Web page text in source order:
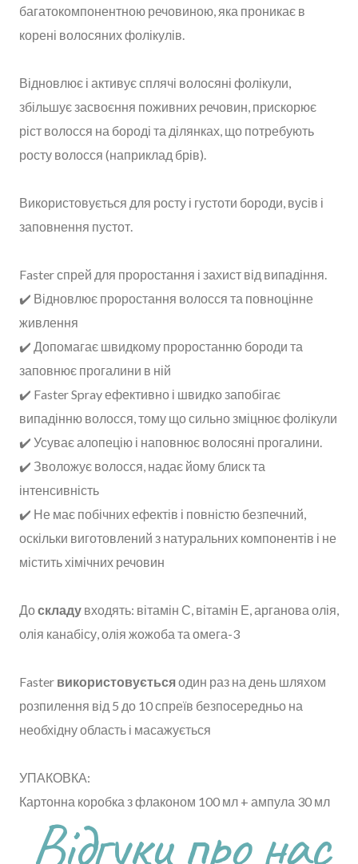
багатокомпонентною речовиною, яка проникає в
корені волосяних фолікулів.
Відновлює і активує сплячі волосяні фолікули,
збільшує засвоєння поживних речовин, прискорює
ріст волосся на бороді та ділянках, що потребують
росту волосся (наприклад брів).
Використовується для росту і густоти бороди, вусів і
заповнення пустот.
Faster спрей для проростання і захист від випадіння.
✔️ Відновлює проростання волосся та повноцінне
живлення
✔️ Допомагає швидкому проростанню бороди та
заповнює прогалини в ній
✔️ Faster Spray ефективно і швидко запобігає
випадінню волосся, тому що сильно зміцнює фолікули
✔️ Усуває алопецію і наповнює волосяні прогалини.
✔️ Зволожує волосся, надає йому блиск та
інтенсивність
✔️ Не має побічних ефектів і повністю безпечний,
оскільки виготовлений з натуральних компонентів і не
містить хімічних речовин
Доскладу входять: вітамін С, вітамін Е, арганова олія,
олія канабісу, олія жожоба та омега-3
Faster використовуєтьсяодин раз на день шляхом
розпилення від 5 до 10 спреїв безпосередньо на
необхідну область і масажується
УПАКОВКА:
Картонна коробка з флаконом 100 мл + ампула 30 мл
Відгуки про нас